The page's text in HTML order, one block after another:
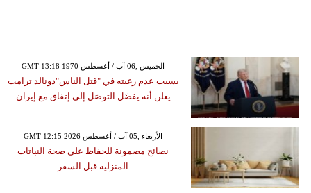
GMT 13:18 1970 الخميس ,06 آب / أغسطس
بسبب عدم رغبته في "قتل الناس"دونالد ترامب
يعلن أنه يفضَل التوصَل إلى إتفاق مع إيران
GMT 12:15 2026 الأربعاء ,05 آب / أغسطس
نصائح مضمونة للحفاظ على صحة النباتات
المنزلية قبل السفر